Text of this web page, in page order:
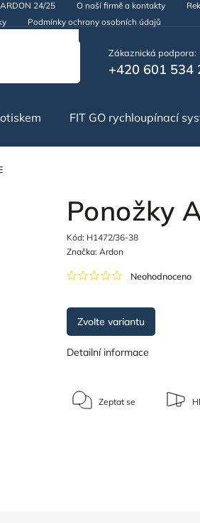
24/25 O naší firmě a kontakty
Podmínky ochrany osobních údajů
Zákaznická podpora:
+420 601 534
FIT GO rychloupínací
Ponožky
Kód: H1472/36-38
Neohodnoceno
Značka: Ardon
Zvolte variantu
Detailní informace
Zeptat se